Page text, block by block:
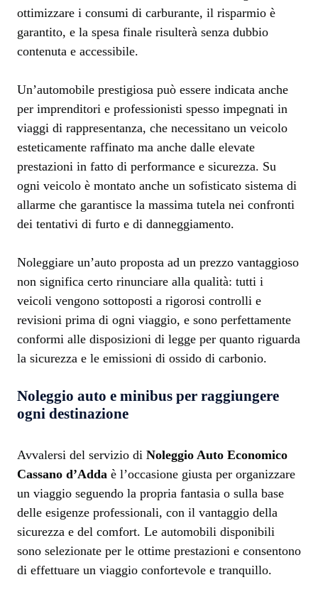
ottimizzare i consumi di carburante, il risparmio è
garantito, e la spesa finale risulterà senza dubbio
contenuta e accessibile.
Un’automobile prestigiosa può essere indicata anche
per imprenditori e professionisti spesso impegnati in
viaggi di rappresentanza, che necessitano un veicolo
esteticamente raffinato ma anche dalle elevate
prestazioni in fatto di performance e sicurezza. Su
ogni veicolo è montato anche un sofisticato sistema di
allarme che garantisce la massima tutela nei confronti
dei tentativi di furto e di danneggiamento.
Noleggiare un’auto proposta ad un prezzo vantaggioso
non significa certo rinunciare alla qualità: tutti i
veicoli vengono sottoposti a rigorosi controlli e
revisioni prima di ogni viaggio, e sono perfettamente
conformi alle disposizioni di legge per quanto riguarda
la sicurezza e le emissioni di ossido di carbonio.
Noleggio auto e minibus per raggiungere
ogni destinazione
Avvalersi del servizio di Noleggio Auto Economico
Cassano d’Adda è l’occasione giusta per organizzare
un viaggio seguendo la propria fantasia o sulla base
delle esigenze professionali, con il vantaggio della
sicurezza e del comfort. Le automobili disponibili
sono selezionate per le ottime prestazioni e consentono
di effettuare un viaggio confortevole e tranquillo.